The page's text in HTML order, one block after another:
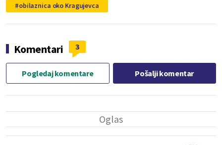
obilaznica oko Kragujevca
Komentari 3
Pogledaj komentare Pošalji komentar